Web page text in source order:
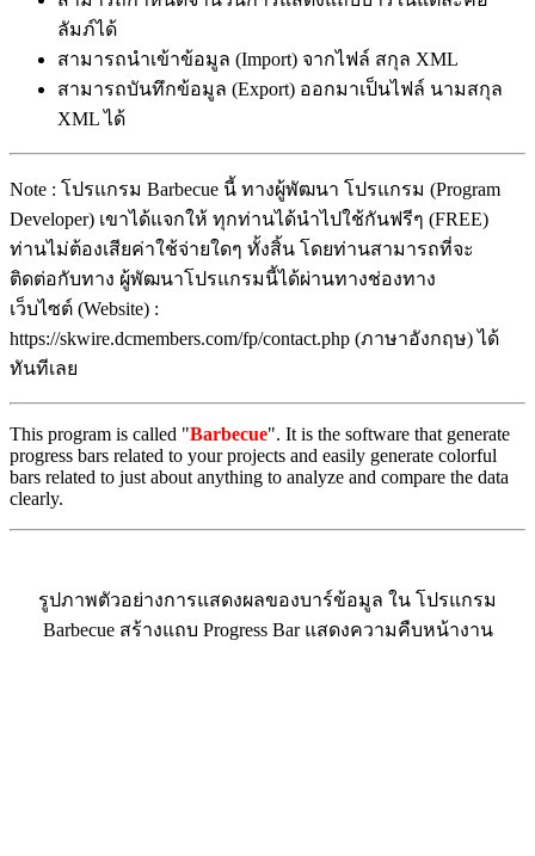
ลัมภ์ได้
สามารถนำเข้าข้อมูล (Import) จากไฟล์ สกุล XML
สามารถบันทึกข้อมูล (Export) ออกมาเป็นไฟล์ นามสกุล
XML ได้
Note : โปรแกรม Barbecue นี้ ทางผู้พัฒนา โปรแกรม (Program
Developer) เขาได้แจกให้ ทุกท่านได้นำไปใช้กันฟรีๆ (FREE)
ท่านไม่ต้องเสียค่าใช้จ่ายใดๆ ทั้งสิ้น โดยท่านสามารถที่จะ
ติดต่อกับทาง ผู้พัฒนาโปรแกรมนี้ได้ผ่านทางช่องทาง
เว็บไซต์ (Website) :
https://skwire.dcmembers.com/fp/contact.php (ภาษาอังกฤษ) ได้
ทันทีเลย
This program is called "Barbecue". It is the software that generate
progress bars related to your projects and easily generate colorful
bars related to just about anything to analyze and compare the data
clearly.
รูปภาพตัวอย่างการแสดงผลของบาร์ข้อมูล ใน โปรแกรม
Barbecue สร้างแถบ Progress Bar แสดงความคืบหน้างาน